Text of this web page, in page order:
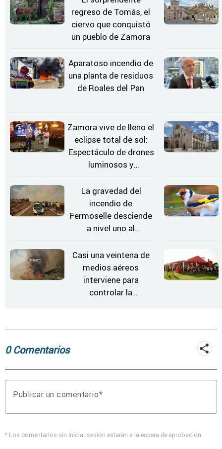
regreso de Tomás, el
ciervo que conquistó
un pueblo de Zamora
Aparatoso incendio de
una planta de residuos
de Roales del Pan
Zamora vive de lleno el
eclipse total de sol:
Espectáculo de drones
luminosos y
Estrellas
La gravedad del
incendio de
Fermoselle desciende
a nivel uno al
"favorable" y disminuir
el riesgo
Casi una veintena de
medios aéreos
interviene para
controlar la
Fermoselle
0 Comentarios
Publicar un comentario
* Los comentarios sin iniciar sesión estarán a la espera de aprobación